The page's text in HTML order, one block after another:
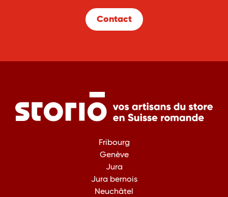
Contact
Fribourg
Genève
Jura
Jura bernois
Neuchâtel